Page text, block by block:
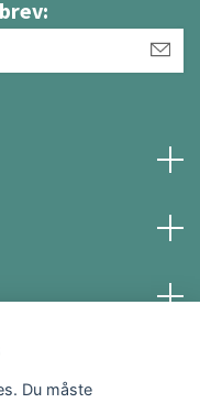
Du måste